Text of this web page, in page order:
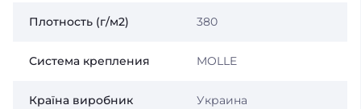
Плотность (г/м2) 380
Система крепления MOLLE
Країна виробник Украина